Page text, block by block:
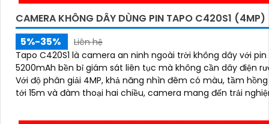
CAMERA KHÔNG DÂY DÙNG PIN TAPO C420S1 (4MP)
5%-35%
Liên hệ
Tapo C420S1 là camera an ninh ngoài trời không dây với pin
5200mAh bền bỉ giám sát liên tục mà không cần dây điện
Với độ phân giải 4MP, khả năng nhìn đêm có màu, tầm
tới 15m và đàm thoại hai chiều, camera mang đến trải